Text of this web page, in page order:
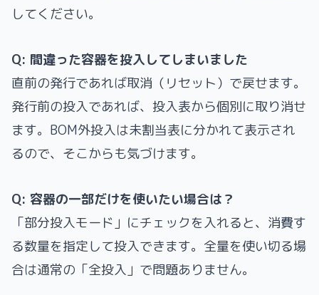
してください。
Q: 間違った容器を投入してしまいました
直前の発行であれば取消（リセット）で戻せます。
発行前の投入であれば、投入表から個別に取り消せ
ます。BOM外投入は未割当表に分かれて表示され
るので、そこからも気づけます。
Q: 容器の一部だけを使いたい場合は？
「部分投入モード」にチェックを入れると、消費す
る数量を指定して投入できます。全量を使い切る場
合は通常の「全投入」で問題ありません。